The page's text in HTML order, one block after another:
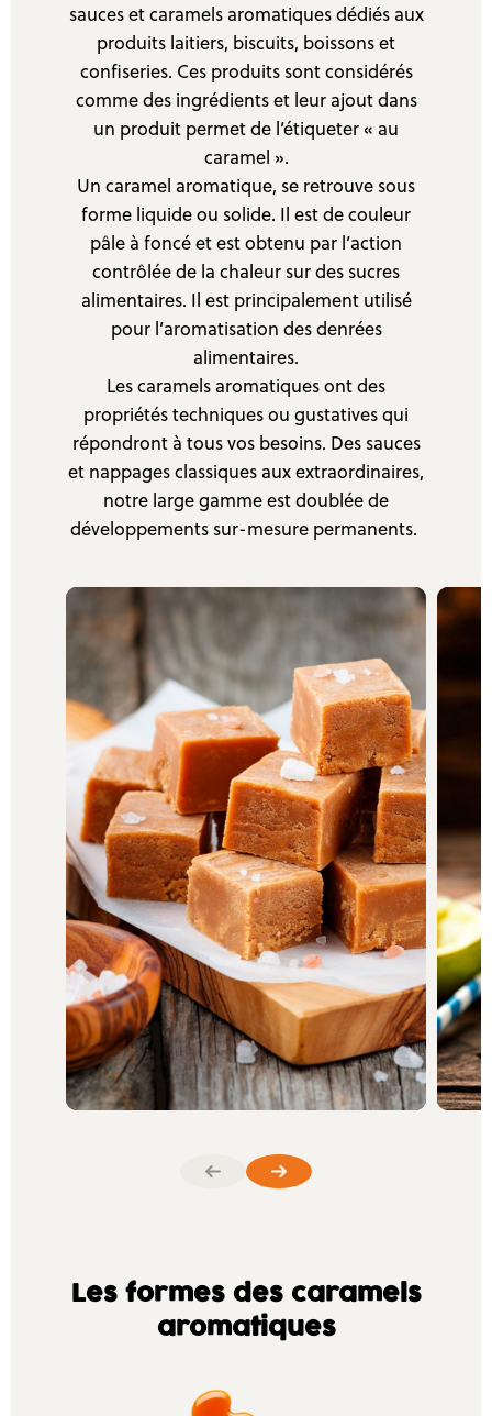
sauces et caramels aromatiques dédiés aux
produits laitiers, biscuits, boissons et
confiseries. Ces produits sont considérés
comme des ingrédients et leur ajout dans
un produit permet de l’étiqueter « au
caramel ».
Un caramel aromatique, se retrouve sous
forme liquide ou solide. Il est de couleur
pâle à foncé et est obtenu par l’action
contrôlée de la chaleur sur des sucres
alimentaires. Il est principalement utilisé
pour l’aromatisation des denrées
alimentaires.
Les caramels aromatiques ont des
propriétés techniques ou gustatives qui
répondront à tous vos besoins. Des sauces
et nappages classiques aux extraordinaires,
notre large gamme est doublée de
développements sur-mesure permanents.
Les formes des caramels
aromatiques